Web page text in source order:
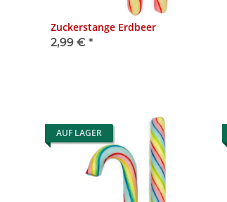
Zuckerstange Erdbeer
2,99 € *
AUF LAGER